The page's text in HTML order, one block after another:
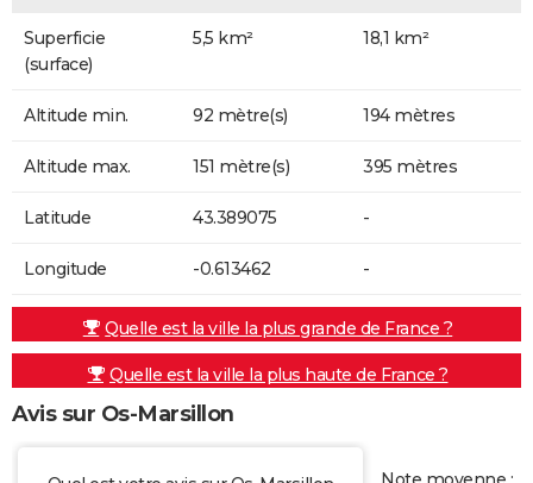
Superficie
(surface)
5,5 km² 18,1 km²
Altitude min. 92 mètre(s) 194 mètres
Altitude max. 151 mètre(s) 395 mètres
Latitude 43.389075 -
Longitude -0.613462 -
Quelle est la ville la plus grande de France ?
Quelle est la ville la plus haute de France ?
Avis sur Os-Marsillon